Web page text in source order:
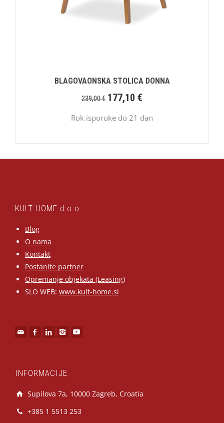
BLAGOVAONSKA STOLICA DONNA
239,00€ 177,10 €
Rok isporuke do 21 dan
KULT HOME d.o.o.
Blog
O nama
Kontakt
Postanite partner
Opremanje objekata (Leasing)
SLO WEB: www.kult-home.si
INFORMACIJE
Supilova 7a, 10000 Zagreb, Croatia
+385 1 5513 253